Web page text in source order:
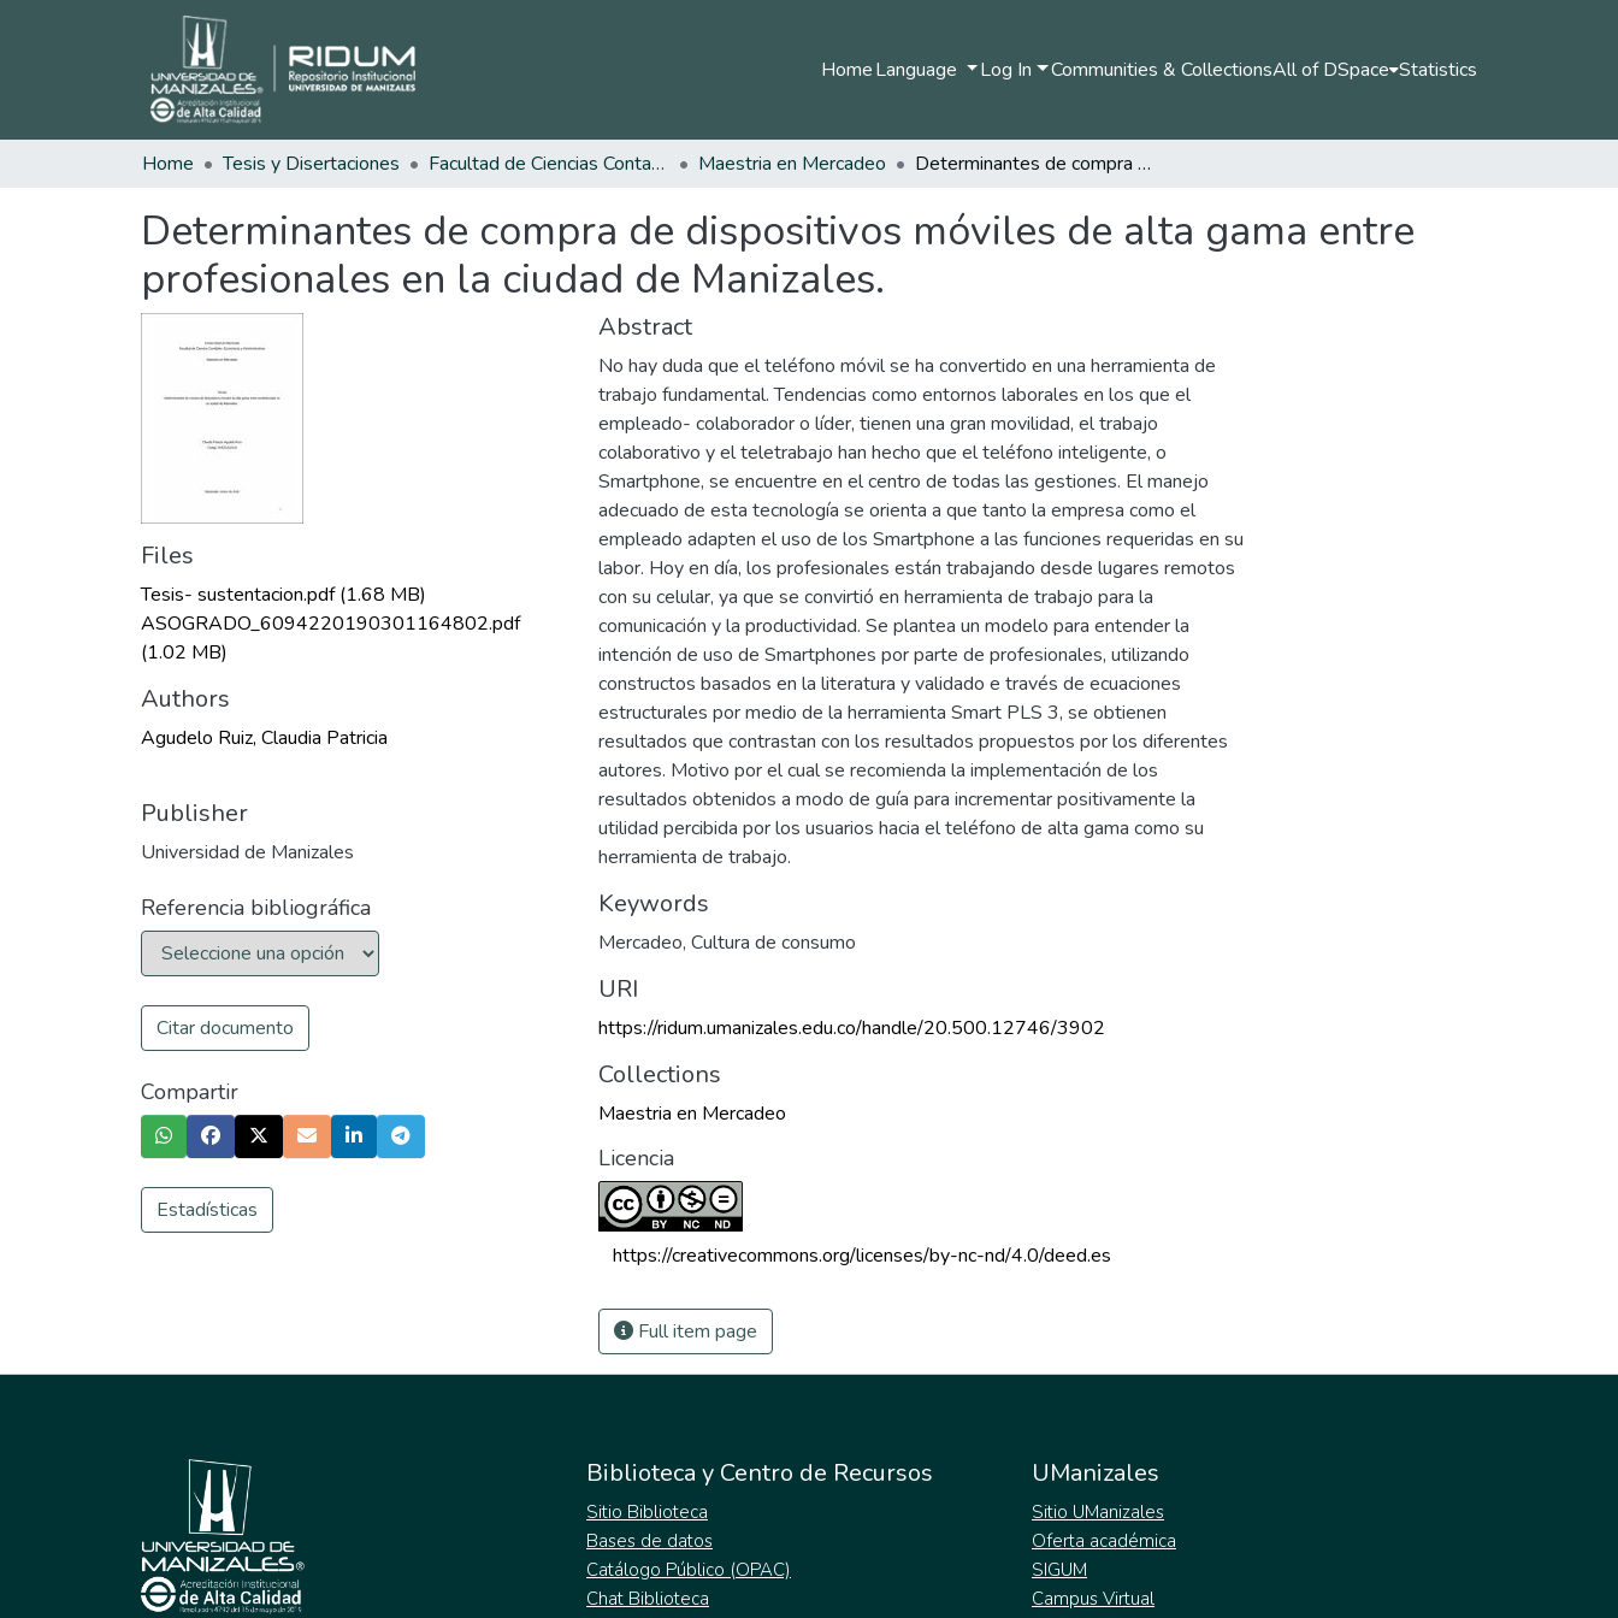
HomeLanguage Log In Communities & CollectionsAll of DSpace Statistics
Home Tesis y Disertaciones Facultad de Ciencias Contables Económicas y Administrativas Maestria en Mercadeo Determinantes de compra de dispositivos móviles de alta gama entre profesionales en la ciudad de Manizales.
Determinantes de compra de dispositivos móviles de alta gama entre
profesionales en la ciudad de Manizales.
Files
Tesis- sustentacion.pdf(1.68 MB)
ASOGRADO_6094220190301164802.pdf
(1.02 MB)
Authors
Agudelo Ruiz, Claudia Patricia
Publisher
Universidad de Manizales
Referencia bibliográfica
Citar documento
Compartir
Estadísticas
Abstract
No hay duda que el teléfono móvil se ha convertido en una herramienta de
trabajo fundamental. Tendencias como entornos laborales en los que el
empleado- colaborador o líder, tienen una gran movilidad, el trabajo
colaborativo y el teletrabajo han hecho que el teléfono inteligente, o
Smartphone, se encuentre en el centro de todas las gestiones. El manejo
adecuado de esta tecnología se orienta a que tanto la empresa como el
empleado adapten el uso de los Smartphone a las funciones requeridas en su
labor. Hoy en día, los profesionales están trabajando desde lugares remotos
con su celular, ya que se convirtió en herramienta de trabajo para la
comunicación y la productividad. Se plantea un modelo para entender la
intención de uso de Smartphones por parte de profesionales, utilizando
constructos basados en la literatura y validado e través de ecuaciones
estructurales por medio de la herramienta Smart PLS 3, se obtienen
resultados que contrastan con los resultados propuestos por los diferentes
autores. Motivo por el cual se recomienda la implementación de los
resultados obtenidos a modo de guía para incrementar positivamente la
utilidad percibida por los usuarios hacia el teléfono de alta gama como su
herramienta de trabajo.
Keywords
Mercadeo, Cultura de consumo
URI
https://ridum.umanizales.edu.co/handle/20.500.12746/3902
Collections
Maestria en Mercadeo
Licencia
https://creativecommons.org/licenses/by-nc-nd/4.0/deed.es
Full item page
Biblioteca y Centro de Recursos
Sitio Biblioteca
Bases de datos
Catálogo Público (OPAC)
Chat Biblioteca
UManizales
Sitio UManizales
Oferta académica
SIGUM
Campus Virtual